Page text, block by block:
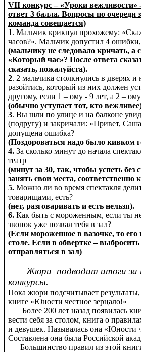
VII конкурс – «Уроки
ответ 3 балла. Вопросы по очереди
команда совещается)
1. Мальчик крикнул прохожему:
часов?». Мальчик допустил 4
(мальчику не следовало кричать, а
«Который час»? После ответа
сказать, пожалуйста).
2. 2 мальчика столкнулись в дверях и
разойтись, который из них должен
другому, если 1 – ому - 9 лет, а 2 –
(обычно уступает тот, кто
3. Вы шли по улице и на балконе
(подругу) и закричали: «Привет,
допущена ошибка?
(Поздороваться надо было кивком
4. За сколько минут до начала
театр
(минут за 30, так, чтобы успеть без
занять свои места,
5. Можно ли во время спектакля
товарищами, есть?
(нет, разговаривать и есть нельзя).
6. Как быть с мороженным, если ты не
звонок уже позвал тебя в зал?
(Если мороженное в вазочке, то
столе. Если в обвертке –
отправляться в зал)
Жюри подводит итоги за
конкурсы.
Пока жюри подсчитывает результаты,
книге «Юности честное зерцало!»
Более 200 лет назад появилась
вести себя за столом, книга о
и девушек. Называлась она «Юности
Составлена она была Российской
Большинство правил из этой книги